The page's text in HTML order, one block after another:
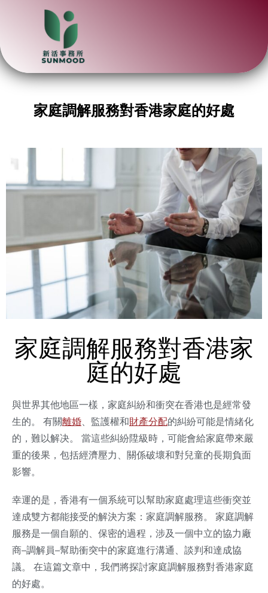
家庭調解服務對香港家庭的好處
家庭調解服務對香港家
庭的好處
與世界其他地區一樣，家庭糾紛和衝突在香港也是經常發
生的。 有關離婚 、監護權和財產分配的糾紛可能是情緒化
的，難以解决。 當這些糾紛陞級時，可能會給家庭帶來嚴
重的後果，包括經濟壓力、關係破壞和對兒童的長期負面
影響。
幸運的是，香港有一個系統可以幫助家庭處理這些衝突並
達成雙方都能接受的解決方案：家庭調解服務。 家庭調解
服務是一個自願的、保密的過程，涉及一個中立的協力廠
商–調解員–幫助衝突中的家庭進行溝通、談判和達成協
議。 在這篇文章中，我們將探討家庭調解服務對香港家庭
的好處。